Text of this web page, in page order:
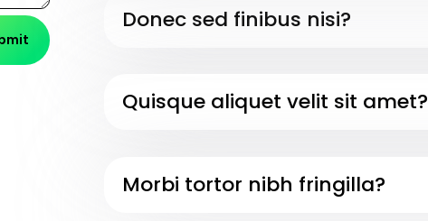
Donec sed finibus nisi?
Quisque aliquet velit sit amet?
Morbi tortor nibh fringilla?